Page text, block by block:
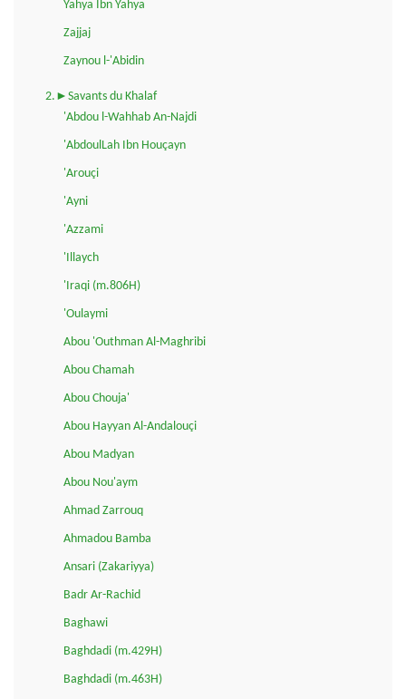
Yahya Ibn Yahya
Zajjaj
Zaynou l-'Abidin
2.►Savants du Khalaf
'Abdou l-Wahhab An-Najdi
'AbdoulLah Ibn Houçayn
'Arouçi
'Ayni
'Azzami
'Illaych
'Iraqi (m.806H)
'Oulaymi
Abou 'Outhman Al-Maghribi
Abou Chamah
Abou Chouja'
Abou Hayyan Al-Andalouçi
Abou Madyan
Abou Nou'aym
Ahmad Zarrouq
Ahmadou Bamba
Ansari (Zakariyya)
Badr Ar-Rachid
Baghawi
Baghdadi (m.429H)
Baghdadi (m.463H)